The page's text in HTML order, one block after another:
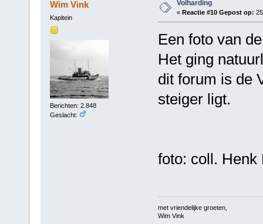
Wim Vink
Kapitein
Berichten: 2.848
Geslacht:
Volharding
« Reactie #10 Gepost op:
Een foto van
Het ging
dit forum is de
steiger ligt.
foto: coll. Henk
met vriendelijke groeten,
Wim Vink